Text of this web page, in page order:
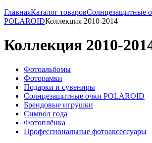
ГлавнаяКаталог товаровСолнцезащитные
POLAROIDКоллекция 2010-2014
Коллекция 2010-
Фотоальбомы
Фоторамки
Подарки и сувениры
Солнцезащитные очки POLAROID
Брендовые игрушки
Символ года
Фотоплёнка
Профессиональные фотоаксессуары